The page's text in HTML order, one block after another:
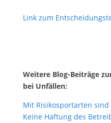
Link zum
Weitere Blog-Beiträge
bei Unfällen:
Mit Risikosportarten
Keine Haftung des